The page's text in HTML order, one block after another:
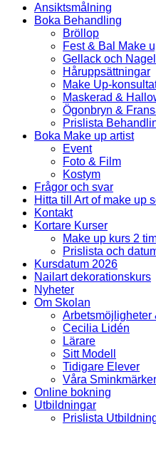
Ansiktsmålning
Boka Behandling
Bröllop
Fest & Bal Make
Gellack och
Håruppsättningar
Make Up-
Maskerad &
Ögonbryn &
Prislista
Boka Make up artist
Event
Foto & Film
Kostym
Frågor och svar
Hitta till Art of make up
Kontakt
Kortare Kurser
Make up kurs 2
Prislista och
Kursdatum 2026
Nailart dekorationskurs
Nyheter
Om Skolan
Arbetsmöjligheter
Cecilia Lidén
Lärare
Sitt Modell
Tidigare Elever
Våra
Online bokning
Utbildningar
Prislista